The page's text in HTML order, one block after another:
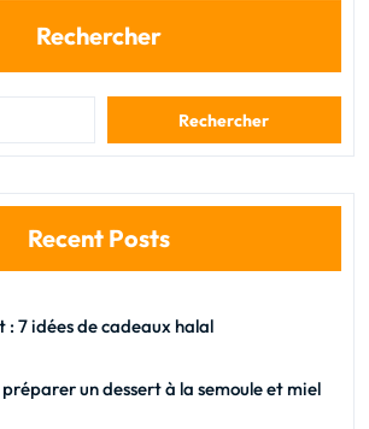
Rechercher
Rechercher
Recent Posts
7 idées de cadeaux halal
un dessert à la semoule et miel